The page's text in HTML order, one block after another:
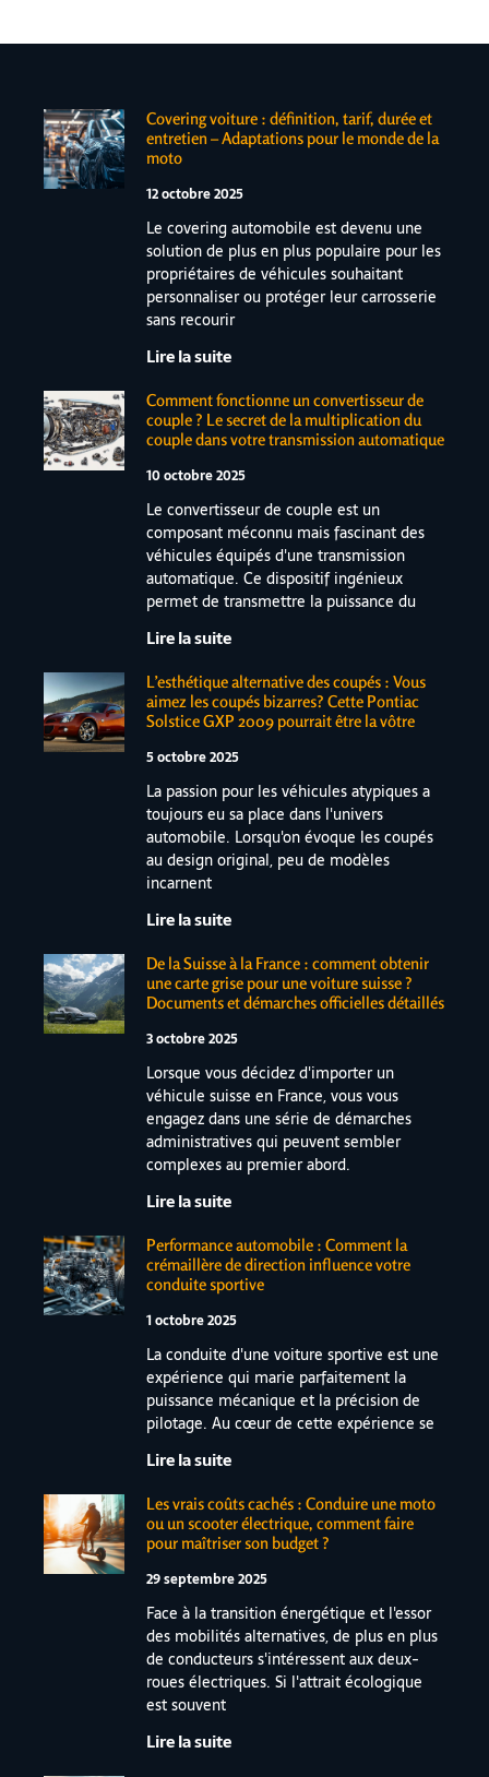
Covering voiture : définition, tarif, durée et
entretien – Adaptations pour le monde de la
moto
12 octobre 2025
Le covering automobile est devenu une
solution de plus en plus populaire pour les
propriétaires de véhicules souhaitant
personnaliser ou protéger leur carrosserie
sans recourir
Lire la suite
Comment fonctionne un convertisseur de
couple ? Le secret de la multiplication du
couple dans votre transmission automatique
10 octobre 2025
Le convertisseur de couple est un
composant méconnu mais fascinant des
véhicules équipés d'une transmission
automatique. Ce dispositif ingénieux
permet de transmettre la puissance du
Lire la suite
L’esthétique alternative des coupés : Vous
aimez les coupés bizarres? Cette Pontiac
Solstice GXP 2009 pourrait être la vôtre
5 octobre 2025
La passion pour les véhicules atypiques a
toujours eu sa place dans l'univers
automobile. Lorsqu'on évoque les coupés
au design original, peu de modèles
incarnent
Lire la suite
De la Suisse à la France : comment obtenir
une carte grise pour une voiture suisse ?
Documents et démarches officielles détaillés
3 octobre 2025
Lorsque vous décidez d'importer un
véhicule suisse en France, vous vous
engagez dans une série de démarches
administratives qui peuvent sembler
complexes au premier abord.
Lire la suite
Performance automobile : Comment la
crémaillère de direction influence votre
conduite sportive
1 octobre 2025
La conduite d'une voiture sportive est une
expérience qui marie parfaitement la
puissance mécanique et la précision de
pilotage. Au cœur de cette expérience se
Lire la suite
Les vrais coûts cachés : Conduire une moto
ou un scooter électrique, comment faire
pour maîtriser son budget ?
29 septembre 2025
Face à la transition énergétique et l'essor
des mobilités alternatives, de plus en plus
de conducteurs s'intéressent aux deux-
roues électriques. Si l'attrait écologique
est souvent
Lire la suite